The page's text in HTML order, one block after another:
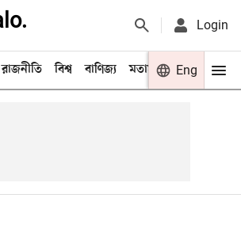
Login
রাজনীতি বিশ্ব বাণিজ্য মতামত খেলা
Eng